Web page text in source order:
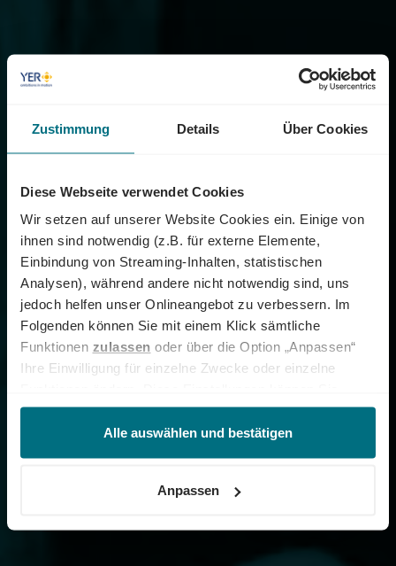
Zustimmung Details Über Cookies
Diese Webseite verwendet Cookies
Wir setzen auf unserer Website Cookies ein. Einige von
ihnen sind notwendig (z.B. für externe Elemente,
Einbindung von Streaming-Inhalten, statistischen
Analysen), während andere nicht notwendig sind, uns
jedoch helfen unser Onlineangebot zu verbessern. Im
Folgenden können Sie mit einem Klick sämtliche
Funktionen zulassen oder über die Option „Anpassen“
Ihre Einwilligung für einzelne Zwecke oder einzelne
jederzeit über unserenCookie-Hinweisaufrufen
und/oder nachträglich jederzeit anpassen. Weitere
Informationen erhalten Sie über unseren
Alle auswählen und bestätigen
Anpassen